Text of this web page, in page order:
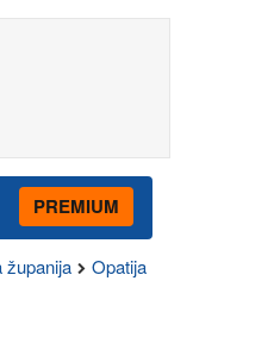
PREMIUM
županija Opatija